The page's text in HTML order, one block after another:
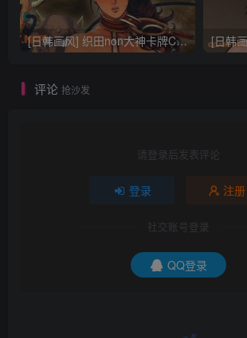
[日韩画风] 织田non大神卡牌CG插画设计画集256P 161M_CG原画资源
评论 抢沙发
请登录后发表评论
登录 注册
社交账号登录
QQ登录